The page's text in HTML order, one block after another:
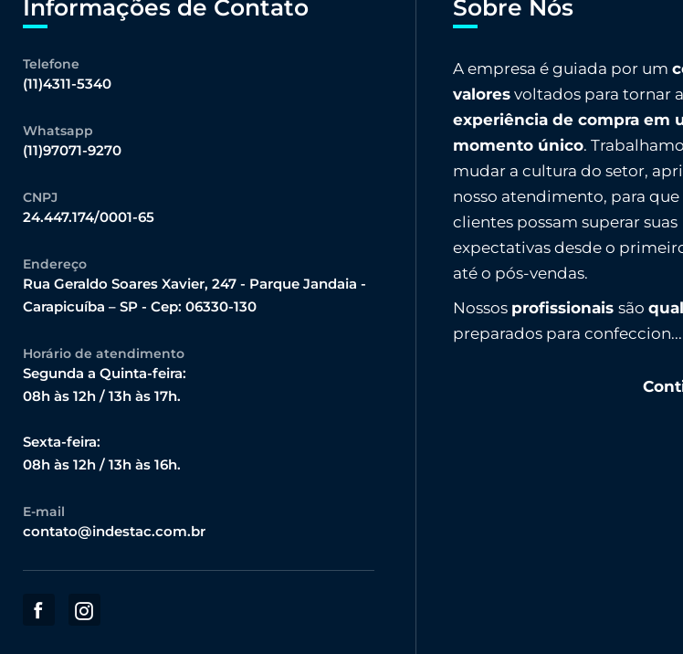
Informações de Contato
Telefone
(11)4311-5340
Whatsapp
(11)97071-9270
CNPJ
24.447.174/0001-65
Endereço
Rua Geraldo Soares Xavier, 247 - Parque Jandaia -
Carapicuíba – SP - Cep: 06330-130
Horário de atendimento
Segunda a Quinta-feira:
08h às 12h / 13h às 17h.
Sexta-feira:
08h às 12h / 13h às 16h.
E-mail
contato@indestac.com.br
Sobre Nós
A empresa é guiada por um
valores voltados para tornar a
experiência de compra em
momento único.
mudar a cultura do setor,
nosso atendimento, para que
clientes possam superar suas
expectativas desde o
até o pós-vendas.
Nossos profissionaissão
preparados para confeccion...